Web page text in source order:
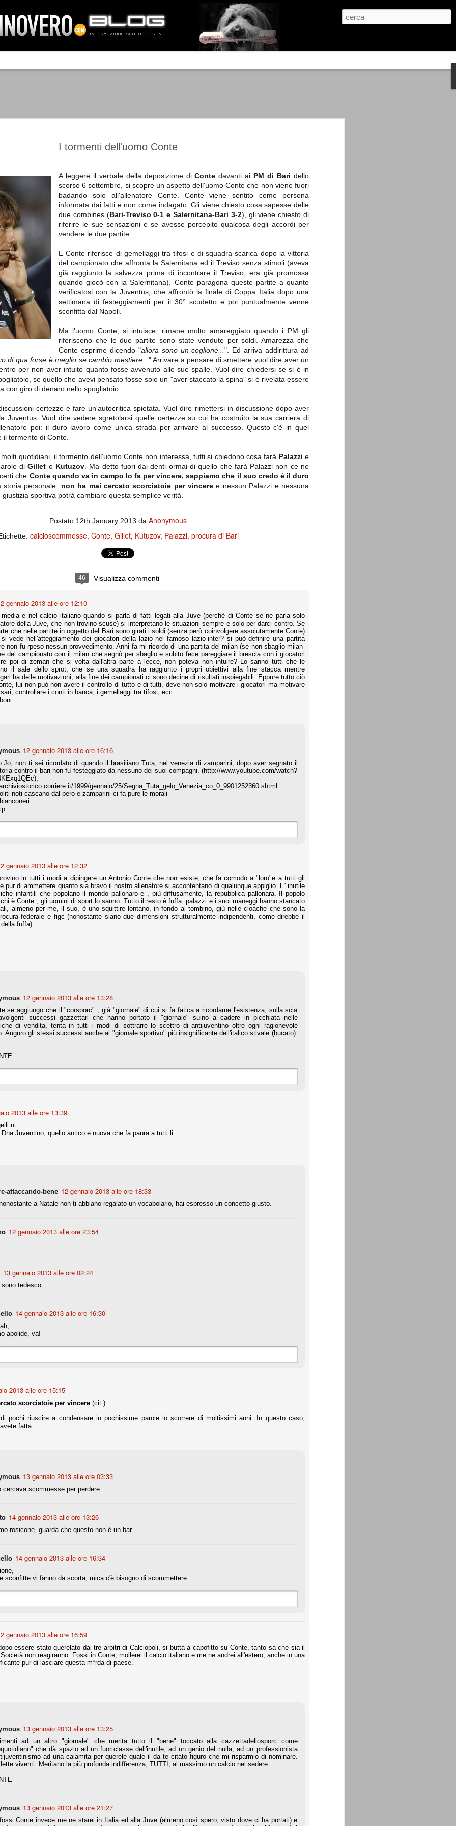
I tormenti dell'uomo Conte
A leggere il verbale della deposizione diConte davanti ai PM di Bari dello
scorso 6 settembre, si scopre un aspetto dell'uomo Conte che non viene fuori
badando solo all'allenatore Conte. Conte viene sentito come persona
informata dai fatti e non come indagato. Gli viene chiesto cosa sapesse delle
due combines (Bari-Treviso 0-1 e Salernitana-Bari 3-2), gli viene chiesto di
riferire le sue sensazioni e se avesse percepito qualcosa degli accordi per
vendere le due partite.
E Conte riferisce di gemellaggi tra tifosi e di squadra scarica dopo la vittoria
del campionato che affronta la Salernitana ed il Treviso senza stimoli (aveva
già raggiunto la salvezza prima di incontrare il Treviso, era già promossa
quando giocò con la Salernitana). Conte paragona queste partite a quanto
verificatosi con la Juventus, che affrontò la finale di Coppa Italia dopo una
settimana di festeggiamenti per il 30° scudetto e poi puntualmente venne
sconfitta dal Napoli.
Ma l'uomo Conte, si intuisce, rimane molto amareggiato quando i PM gli
riferiscono che le due partite sono state vendute per soldi. Amarezza che
Conte esprime dicendo "allora sono un coglione...". Ed arriva addirittura ad
di qua forse è meglio se cambio mestiere... " Arrivare a pensare di smettere vuol dire aver un
per non aver intuito quanto fosse avvenuto alle sue spalle. Vuol dire chiedersi se si è in
se quello che avevi pensato fosse solo un "aver staccato la spina" si è rivelata essere
con giro di denaro nello spogliatoio.
certezze e fare un'autocritica spietata. Vuol dire rimettersi in discussione dopo aver
Juventus. Vuol dire vedere sgretolarsi quelle certezze su cui ha costruito la sua carriera di
poi: il duro lavoro come unica strada per arrivare al successo. Questo c'è in quel
tormento di Conte.
quotidiani, il tormento dell'uomo Conte non interessa, tutti si chiedono cosa farà Palazzi e
diGillet o Kutuzov . Ma detto fuori dai denti ormai di quello che farà Palazzi non ce ne
che Conte quando va in campo lo fa per vincere, sappiamo che il suo credo è il duro
storia personale: non ha mai cercato scorciatoie per vincere e nessun Palazzi e nessuna
sportiva potrà cambiare questa semplice verità.
Postato 12th January 2013 da Anonymous
calcioscommesse Conte Gillet Kutuzov Palazzi procura di Bari
46 Visualizza commenti
gennaio 2013 alle ore 12:10
e nel calcio italiano quando si parla di fatti legati alla Juve (perchè di Conte se ne parla solo
della Juve, che non trovino scuse) si interpretano le situazioni sempre e solo per darci contro. Se
che nelle partite in oggetto del Bari sono girati i soldi (senza però coinvolgere assolutamente Conte)
vede nell'atteggiamento dei giocatori della lazio nel famoso lazio-inter? si può definire una partita
non fu rpeso nessun provvedimento. Anni fa mi ricordo di una partita del milan (se non sbaglio milan-
del campionato con il milan che segnò per sbaglio e subito fece pareggiare il brescia con i giocatori
poi di zeman che si volta dall'altra parte a lecce, non poteva non intuire? Lo sanno tutti che le
il sale dello sprot, che se una squadra ha raggiunto i propri obiettivi alla fine stacca mentre
ha delle motivazioni, alla fine dei campionati ci sono decine di risultati inspiegabili. Eppure tutto ciò
lui non può non avere il controllo di tutto e di tutti, deve non solo motivare i giocatori ma motivare
controllare i conti in banca, i gemellaggi tra tifosi, ecc.
12 gennaio 2013 alle ore 16:16
Jo, non ti sei ricordato di quando il brasiliano Tuta, nel venezia di zamparini, dopo aver segnato il
contro il bari non fu festeggiato da nessuno dei suoi compagni. (http://www.youtube.com/watch?
1999/gennaio/25/Segna_Tuta_gelo_Venezia_co_0_9901252360.shtml
noti cascano dal pero e zamparini ci fa pure le morali
gennaio 2013 alle ore 12:32
in tutti i modi a dipingere un Antonio Conte che non esiste, che fa comodo a "loro"e a tutti gli
pur di ammettere quanto sia bravo il nostro allenatore si accontentano di qualunque appiglio. E' inutile
infantili che popolano il mondo pallonaro e , più diffusamente, la repubblica pallonara. Il popolo
chi è Conte , gli uomini di sport lo sanno. Tutto il resto è fuffa. palazzi e i suoi maneggi hanno stancato
almeno per me, il suo, è uno squittire lontano, in fondo al tombino, giù nelle cloache che sono la
federale e figc (nonostante siano due dimensioni strutturalmente indipendenti, come direbbe il
fuffa).
12 gennaio 2013 alle ore 13:28
se aggiungo che il "corsporc" , già "giornale" di cui si fa fatica a ricordarne l'esistenza, sulla scia
successi gazzettari che hanno portato il "giornale" suino a cadere in picchiata nelle
di vendita, tenta in tutti i modi di sottrarre lo scettro di antijuventino oltre ogni ragionevole
Auguro gli stessi successi anche al "giornale sportivo" più insignificante dell'italico stivale (bucato).
2013 alle ore 13:39
ni
Juventino, quello antico e nuova che fa paura a tutti li
attaccando-bene 12 gennaio 2013 alle ore 18:33
a Natale non ti abbiano regalato un vocabolario, hai espresso un concetto giusto.
12 gennaio 2013 alle ore 23:54
13 gennaio 2013 alle ore 02:24
tedesco
14 gennaio 2013 alle ore 16:30
apolide, va!
2013 alle ore 15:15
scorciatoie per vincere (cit.)
pochi riuscire a condensare in pochissime parole lo scorrere di moltissimi anni. In questo caso,
fatta.
13 gennaio 2013 alle ore 03:33
cercava scommesse per perdere.
14 gennaio 2013 alle ore 13:26
rosicone, guarda che questo non è un bar.
14 gennaio 2013 alle ore 16:34
sconfitte vi fanno da scorta, mica c'è bisogno di scommettere.
gennaio 2013 alle ore 16:59
essere stato querelato dai tre arbitri di Calciopoli, si butta a capofitto su Conte, tanto sa che sia il
non reagiranno. Fossi in Conte, mollerei il calcio italiano e me ne andrei all'estero, anche in una
pur di lasciare questa m*rda di paese.
13 gennaio 2013 alle ore 13:25
ad un altro "giornale" che merita tutto il "bene" toccato alla cazzettadellosporc come
che dà spazio ad un fuoriclasse dell'inutile, ad un genio del nulla, ad un professionista
ad una calamita per querele quale il da te citato figuro che mi risparmio di nominare.
viventi. Meritano la più profonda indifferenza, TUTTI, al massimo un calcio nel sedere.
13 gennaio 2013 alle ore 21:27
Conte invece me ne starei in Italia ed alla Juve (almeno così spero, visto dove ci ha portati) e
dell’estate 2006, sembrava
il corso degli eventi che si
condannando irreversibilmente.
SEP
15
Manchester City -
Juventus 1-2
La Juventus trionfa a
Manchester conquistandosi tre
importantissimi punti per la
qualificazione e mettendosi alle
spalle le brutte prestazioni del
campionato. Dopo un primo tempo
di sofferenza gli uomini di Allegri
hanno saputo reagire al gol
fortunoso (e non molto regolare)
segnato dagli inglesi e a portare a
casa il bottino intero.
SEP
12
Juventus - Chievo 1-1
La Juventus esce con un
misero punto dallo Juventus
Stadium, accentuando una crisi
che sembra non avere fine.
Nonostante il gol fortunoso del
la matassa sia molto, molto lunga
e difficile da sbrogliare.
SEP
La sentenza di
Cassazione:
"In Italia la Corte Suprema di
Cassazione è al vertice della
giurisdizione ordinaria; tra le
principali funzioni che le sono
attribuite dalla legge fondamentale
sull'ordinamento giudiziario del 30
osservanza e l'uniforme
interpretazione della legge, l'unità
del diritto oggettivo nazionale, il
rispetto dei limiti delle diverse
già pubblicato un pezzo dedicato pochi giorni fa. Ricordiamo che
12 giocatori usciti nella sessione di calciomercato sono italiani, e
giocatori arrivati.
all'Olimpico. Una squadra che per i primi 75 minuti non ha
solo a 10 minuti dalla fine, dopo essere rimasta in 10 uomini.
regalato un'urna non facile alle italiane, specialmente alla Juventus,
Donetsk (Ucr), Malmoe (Sve)
Utd (Ing), Cska Mosca (Rus), Wolfsburg (Ger).
Galatasaray (Tur), Astana (Kaz).
di sfortuna. Partita sbagliata come impostazione, a cominciare
abbia capito. Quindi, niente drammi e vediamo di imparare in
falso, o c'è qualcosa di più?
della sentenza di primo grado del processo sportivo
polemica sviluppatasi in questi giorni, soprattutto fra tifosi
che ognuno tiri l'acqua al suo mulino e difenda strenuamente il
teramani, che ci chiedevano spazio per la loro vicenda, al limite
Ce ne occupiamo volentieri.
le incongruenze emerse negli scorsi anni nello scandalo del
con le assurde accuse a Pepe e Bonucci, e la
situazione di Conte, oltre ai tanti altri tirati in ballo solo da
di terze parti (senza riscontri oggettivi), ora si punta il dito
il Teramo.
e tre secondi posti in 19 competizioni: risultati impressionanti, da
negli ultimi 13 mesi, sono stati ottenuti (in 5 competizioni) 3
- Lazio 2-0
il Milan (a meno di classifiche e tabelle "galliane"), fermo a quota 6.
i bianconeri a trovare una certa unità dopo le prime deludenti
non è una barzelletta. O forse sì, fate voi, ma non fa ridere. Ci
non è una storiaccia legata alla ex Jugoslavia. Dicevamo che ci sono
europee, e tutti e due sono appena arrivati a giocare in Italia. Il
e quindi non le commenteremo, le considerazioni (di parte)
dalla maggior parte dei media (chissà perché...), come fossero
preziosi minuti nelle gambe. E chi sabato era allo stadio a San
A
il 70 % del fatturato al netto delle plusvalenze (vedi regole del
si valuta alla fine, a inizio settembre. Fermo restando che poi
sono già arrivati Rugani, Dybala, Khedira, Mandzukic, Neto, Zaza.
Ogbonna, forse Vidal. Il mercato i nostri dirigenti hanno dimostrato
fare meglio di noi tifosi.
uno fra i maggiori talenti del calcio italiano della sua generazione,
bravo nell'anticipo, bravo in marcatura, bravo nello scegliere il tempo
bravo nell'avanzare palla al piede, bravo nei colpi di testa. Bravo.
Juventus era fare mercato e farlo subito, anche al fine di
annunciate di Tevez e Pirlo, svecchiando al contempo una rosa
sono tutte mosse che puntano a ringiovanire la rosa affidandosi a
accordo) dovrà scomparire dal calcio italiano.
accordi di compartecipazione ancora in essere.
del Sassuolo, così come Berardi (ora al 100%). Se uno dei due
atto di quanto costerà. Di certo, quei due giocatori, insieme a
parecchio. Non sul piano sportivo, ma su quello finanziario. E non
Marotta del quale una parte della tifoseria juventina sembra non
Finita un'altra stagione di trionfi, è tempo ora per la Juve di
mettersi tutto alle spalle e di organizzare il mercato per la
stagione.
orgogliosi di un gruppo (società, dirigenti, staff tecnico, squadra)
Una squadra che ha saputo cambiare guida tecnica, staff,
ai rigori).